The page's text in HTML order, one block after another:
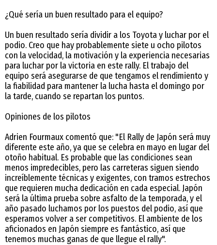
¿Qué sería un buen resultado para el equipo?
Un buen resultado sería dividir a los Toyota y luchar por el
podio. Creo que hay probablemente siete u ocho pilotos
con la velocidad, la motivación y la experiencia necesarias
para luchar por la victoria en este rally. El trabajo del
equipo será asegurarse de que tengamos el rendimiento y
la fiabilidad para mantener la lucha hasta el domingo por
la tarde, cuando se repartan los puntos.
Opiniones de los pilotos
Adrien Fourmaux comentó que: "El Rally de Japón será muy
diferente este año, ya que se celebra en mayo en lugar del
otoño habitual. Es probable que las condiciones sean
menos impredecibles, pero las carreteras siguen siendo
increíblemente técnicas y exigentes, con tramos estrechos
que requieren mucha dedicación en cada especial. Japón
será la última prueba sobre asfalto de la temporada, y el
año pasado luchamos por los puestos del podio, así que
esperamos volver a ser competitivos. El ambiente de los
aficionados en Japón siempre es fantástico, así que
tenemos muchas ganas de que llegue el rally".